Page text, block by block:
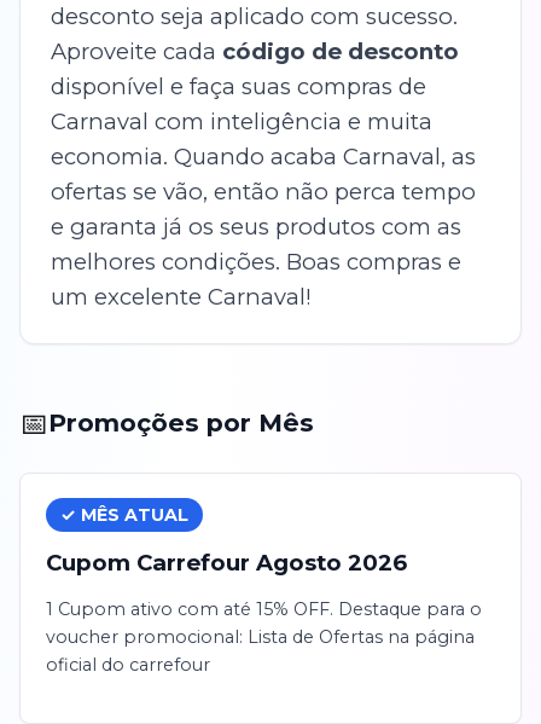
desconto seja aplicado com sucesso.
Aproveite cada código de desconto
disponível e faça suas compras de
Carnaval com inteligência e muita
economia. Quando acaba Carnaval, as
ofertas se vão, então não perca tempo
e garanta já os seus produtos com as
melhores condições. Boas compras e
um excelente Carnaval!
📅Promoções por Mês
✓ MÊS ATUAL
Cupom Carrefour Agosto 2026
1 Cupom ativo com até 15% OFF. Destaque para o
voucher promocional: Lista de Ofertas na página
oficial do carrefour